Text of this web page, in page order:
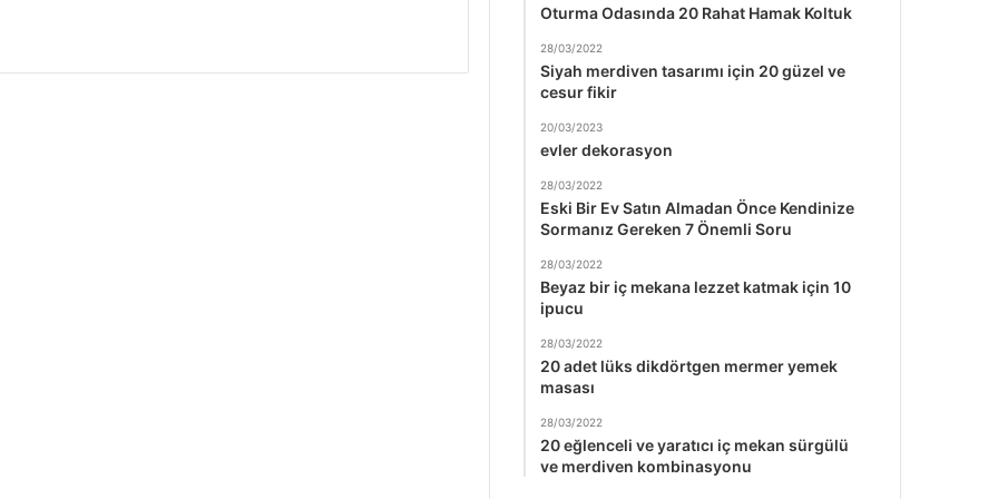
Oturma Odasında 20 Rahat Hamak Koltuk
28/03/2022
Siyah merdiven tasarımı için 20 güzel ve
cesur fikir
20/03/2023
evler dekorasyon
28/03/2022
Eski Bir Ev Satın Almadan Önce Kendinize
Sormanız Gereken 7 Önemli Soru
28/03/2022
Beyaz bir iç mekana lezzet katmak için 10
ipucu
28/03/2022
20 adet lüks dikdörtgen mermer yemek
masası
28/03/2022
20 eğlenceli ve yaratıcı iç mekan sürgülü
ve merdiven kombinasyonu